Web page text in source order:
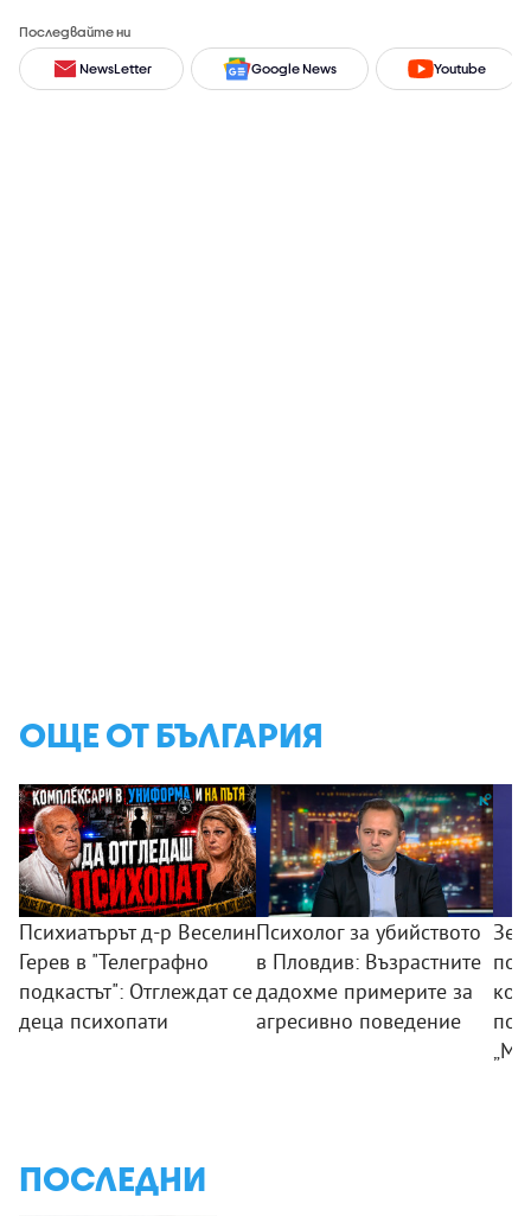
Последвайте ни
NewsLetter Google News Youtube
ОЩЕ ОТ БЪЛГАРИЯ
Психиатърът д-р Веселин
Герев в "Телеграфно
подкастът": Отглеждат се
деца психопати
Психолог за убийството
в Пловдив: Възрастните
дадохме примерите за
агресивно поведение
ПОСЛЕДНИ